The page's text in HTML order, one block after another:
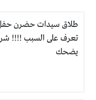
طلاق سيدات حضرن
تعرف على السبب !!!! شر
يضحك